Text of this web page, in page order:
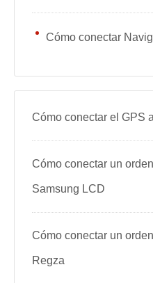
Cómo conectar
Cómo conectar el GPS
Cómo conectar un
Samsung LCD
Cómo conectar un
Regza